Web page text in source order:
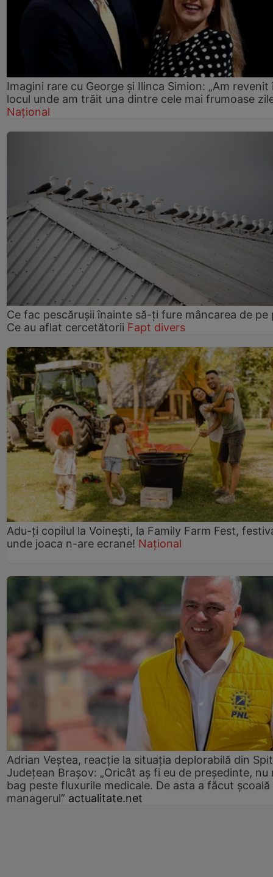
Imagini rare cu George și Ilinca Simion: „Am revenit
locul unde am trăit una dintre cele mai frumoase
Național
Ce fac pescărușii înainte să-ți fure mâncarea de pe
Ce au aflat cercetătorii Fapt divers
Adu-ți copilul la Voinești, la Family Farm Fest,
unde joaca n-are ecrane! Național
Adrian Veștea, reacție la situația deplorabilă din
Județean Brașov: „Oricât aș fi eu de președinte, nu
bag peste fluxurile medicale. De asta a făcut școală
managerul” actualitate.net